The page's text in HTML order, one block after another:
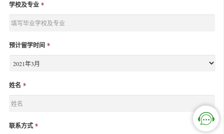
学校及专业 *
预计留学时间 *
姓名 *
联系方式 *